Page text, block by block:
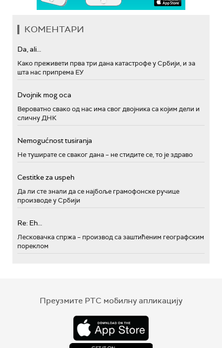
КОМЕНТАРИ
Da, ali...
Како преживети прва три дана катастрофе у Србији, и за
шта нас припрема ЕУ
Dvojnik mog oca
Вероватно свако од нас има свог двојника са којим дели и
сличну ДНК
Nemogućnost tusiranja
Не туширате се сваког дана – не стидите се, то је здраво
Cestitke za uspeh
Да ли сте знали да се најбоље грамофонске ручице
производе у Србији
Re: Eh...
Лесковачка спржа – производ са заштићеним географским
пореклом
Преузмите РТС мобилну апликацију